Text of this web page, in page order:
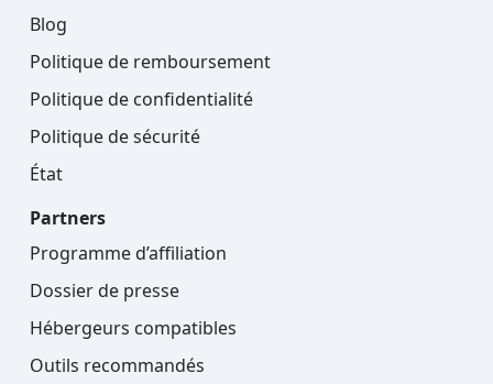
Blog
Politique de remboursement
Politique de confidentialité
Politique de sécurité
État
Partners
Programme d’affiliation
Dossier de presse
Hébergeurs compatibles
Outils recommandés